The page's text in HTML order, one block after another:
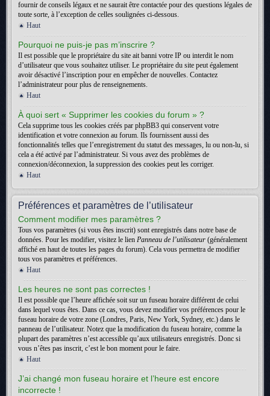
fournir de conseils légaux et ne saurait être contactée pour des questions légales de
toute sorte, à l’exception de celles soulignées ci-dessous.
Haut
Pourquoi ne puis-je pas m’inscrire ?
Il est possible que le propriétaire du site ait banni votre IP ou interdit le nom
d’utilisateur que vous souhaitez utiliser. Le propriétaire du site peut également
avoir désactivé l’inscription pour en empêcher de nouvelles. Contactez
l’administrateur pour plus de renseignements.
Haut
À quoi sert « Supprimer les cookies du forum » ?
Cela supprime tous les cookies créés par phpBB3 qui conservent votre
identification et votre connexion au forum. Ils fournissent aussi des
fonctionnalités telles que l’enregistrement du statut des messages, lu ou non-lu, si
cela a été activé par l’administrateur. Si vous avez des problèmes de
connexion/déconnexion, la suppression des cookies peut les corriger.
Haut
Préférences et paramètres de l’utilisateur
Comment modifier mes paramètres ?
Tous vos paramètres (si vous êtes inscrit) sont enregistrés dans notre base de
données. Pour les modifier, visitez le lien Panneau de l’utilisateur (généralement
affiché en haut de toutes les pages du forum). Cela vous permettra de modifier
tous vos paramètres et préférences.
Haut
Les heures ne sont pas correctes !
Il est possible que l’heure affichée soit sur un fuseau horaire différent de celui
dans lequel vous êtes. Dans ce cas, vous devez modifier vos préférences pour le
fuseau horaire de votre zone (Londres, Paris, New York, Sydney, etc.) dans le
panneau de l’utilisateur. Notez que la modification du fuseau horaire, comme la
plupart des paramètres n’est accessible qu’aux utilisateurs enregistrés. Donc si
vous n’êtes pas inscrit, c’est le bon moment pour le faire.
Haut
J’ai changé mon fuseau horaire et l’heure est encore
incorrecte !